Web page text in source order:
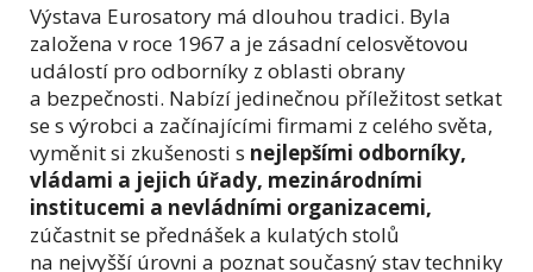
Výstava Eurosatory má dlouhou tradici. Byla
založena v roce 1967 a je zásadní celosvětovou
událostí pro odborníky z oblasti obrany
a bezpečnosti. Nabízí jedinečnou příležitost setkat
se s výrobci a začínajícími firmami z celého světa,
vyměnit si zkušenosti s nejlepšími odborníky,
vládami a jejich úřady, mezinárodními
institucemi a nevládními organizacemi,
zúčastnit se přednášek a kulatých stolů
na nejvyšší úrovni a poznat současný stav techniky